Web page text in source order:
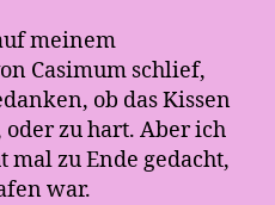
meinem
Casimum schlief,
ob das Kissen
zu hart. Aber ich
mal zu Ende gedacht,
war.